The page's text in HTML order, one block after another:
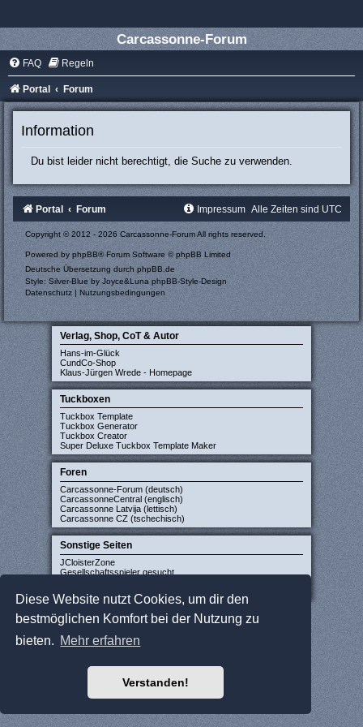
Diese Website nutzt Cookies, um dir den
bestmöglichen Komfort bei der Nutzung zu
bieten. Mehr erfahren
Verstanden!
Carcassonne-Forum
FAQ Regeln
Portal Forum
Information
Du bist leider nicht berechtigt, die Suche zu verwenden.
Portal Forum Alle Zeiten sind UTC
Impressum
Copyright © 2012 - 2026 Carcassonne-Forum All rights reserved.
Powered by phpBB® Forum Software © phpBB Limited
Deutsche Übersetzung durch phpBB.de
Style: Silver-Blue by Joyce&LunaphpBB-Style-Design
Datenschutz | Nutzungsbedingungen
Verlag, Shop, CoT & Autor
Hans-im-Glück
CundCo-Shop
Klaus-Jürgen Wrede - Homepage
Tuckboxen
Tuckbox Template
Tuckbox Generator
Tuckbox Creator
Super Deluxe Tuckbox Template Maker
Foren
Carcassonne-Forum (deutsch)
CarcassonneCentral (englisch)
Carcassonne Latvija (lettisch)
Carcassonne CZ (tschechisch)
Sonstige Seiten
JCloisterZone
Gesellschaftsspieler gesucht